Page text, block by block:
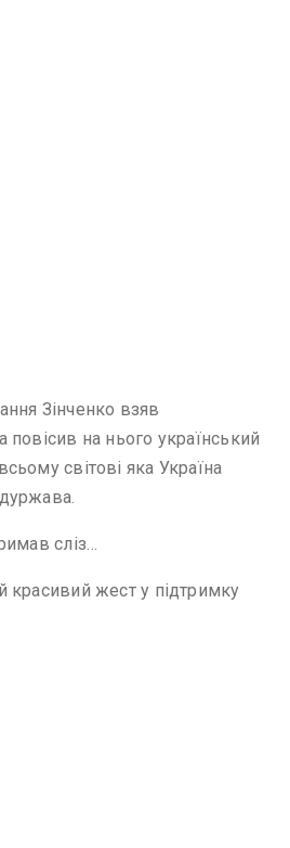
Зінченко взяв
повісив на нього український
світові яка Україна
сліз…
красивий жест у підтримку